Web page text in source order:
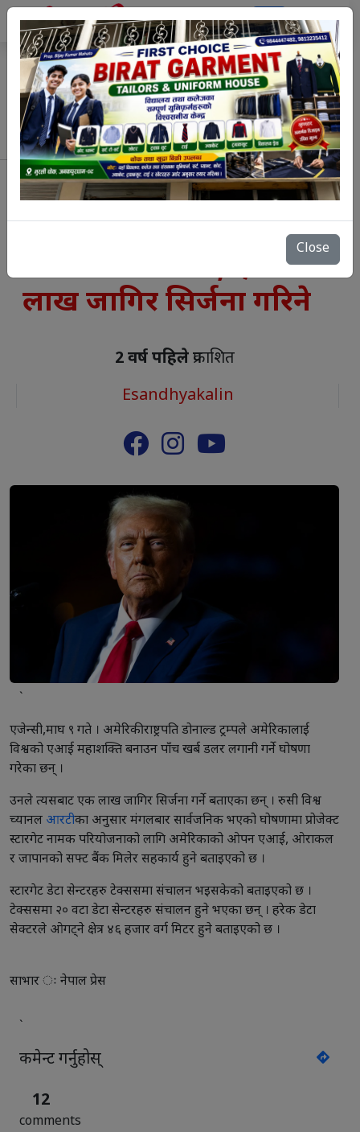
Close
एआईमा प्रतिस्पर्धी बन्न
लगानीको घोषणा, एक
लाख जागिर सिर्जना गरिने
2 वर्ष पहिलेप्रकाशित
Esandhyakalin
`
एजेन्सी,माघ ९ गते । अमेरिकी राष्ट्रपति डोनाल्ड ट्रम्पले अमेरिकालाई
विश्वको एआई महाशक्ति बनाउन पाँच खर्ब डलर लगानी गर्ने घोषणा
गरेका छन् ।
उनले त्यसबाट एक लाख जागिर सिर्जना गर्ने बताएका छन् । रुसी विश्व
च्यानल आरटीका अनुसार मंगलबार सार्वजनिक भएको घोषणामा प्रोजेक्ट
स्टारगेट नामक परियोजनाको लागि अमेरिकाको ओपन एआई, ओराकल
र जापानको सफ्ट बैंक मिलेर सहकार्य हुने बताइएको छ ।
स्टारगेट डेटा सेन्टरहरु टेक्ससमा संचालन भइसकेको बताइएको छ ।
टेक्ससमा २० वटा डेटा सेन्टरहरु संचालन हुने भएका छन् । हरेक डेटा
सेक्टरले ओगट्ने क्षेत्र ४६ हजार वर्ग मिटर हुने बताइएको छ ।
साभार ः नेपाल प्रेस
`
कमेन्ट गर्नुहोस्
12
comments